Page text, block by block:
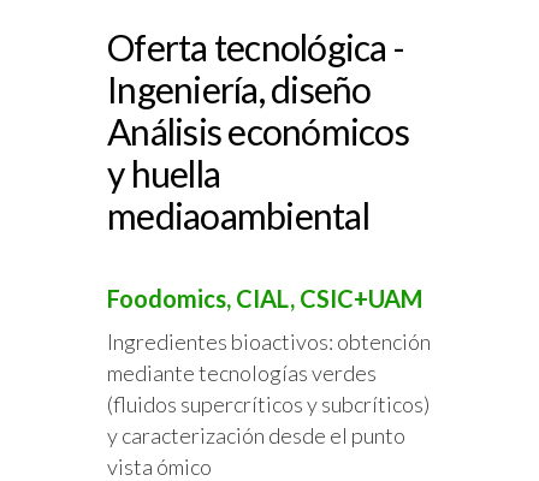
Oferta tecnológica -
Ingeniería, diseño
Análisis económicos
y huella
mediaoambiental
Foodomics, CIAL, CSIC+UAM
Ingredientes bioactivos: obtención
mediante tecnologías verdes
(fluidos supercríticos y subcríticos)
y caracterización desde el punto
vista ómico